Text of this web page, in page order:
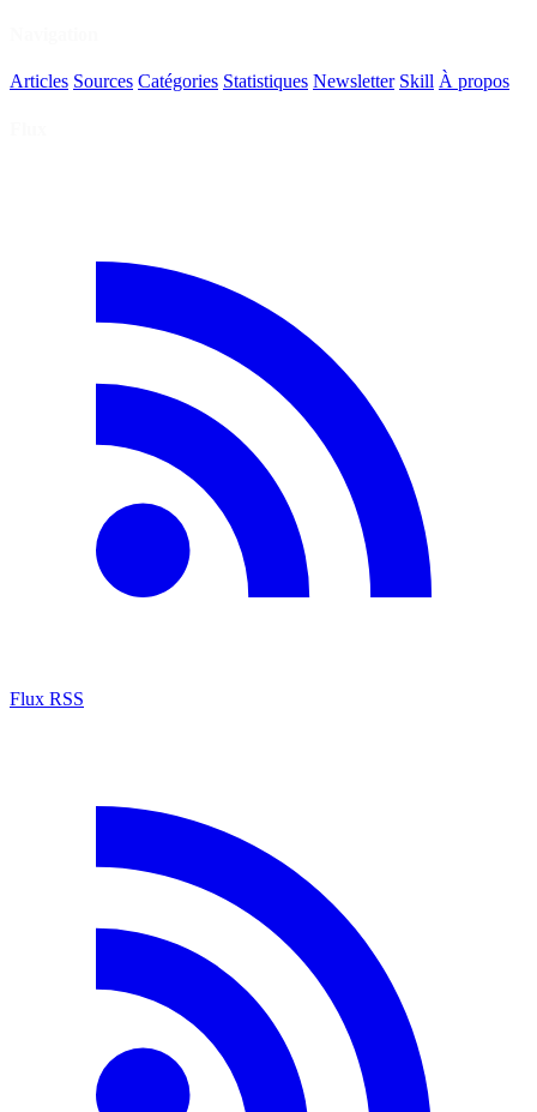
Articles Sources Catégories Statistiques Newsletter Skill À propos
Flux RSS